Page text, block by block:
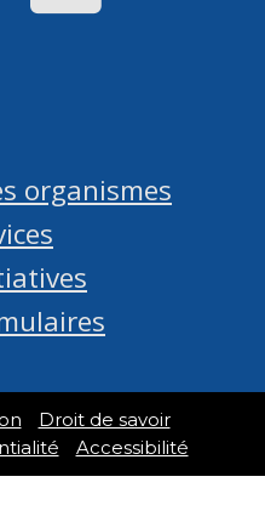
organismes
Droit de savoir
Accessibilité